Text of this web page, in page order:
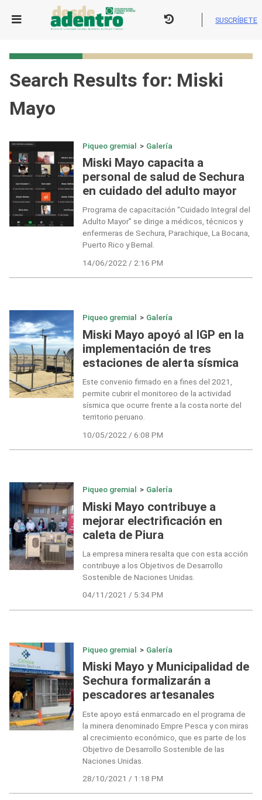
SUSCRÍBETE
Search Results for: Miski
Mayo
Piqueo gremial > Galería
Miski Mayo capacita a
personal de salud de Sechura
en cuidado del adulto mayor
Programa de capacitación “Cuidado Integral del
Adulto Mayor” se dirige a médicos, técnicos y
enfermeras de Sechura, Parachique, La Bocana,
Puerto Rico y Bernal.
14/06/2022 / 2:16 PM
Piqueo gremial > Galería
Miski Mayo apoyó al IGP en la
implementación de tres
estaciones de alerta sísmica
Este convenio firmado en a fines del 2021,
permite cubrir el monitoreo de la actividad
sísmica que ocurre frente a la costa norte del
territorio peruano.
10/05/2022 / 6:08 PM
Piqueo gremial > Galería
Miski Mayo contribuye a
mejorar electrificación en
caleta de Piura
La empresa minera resalta que con esta acción
contribuye a los Objetivos de Desarrollo
Sostenible de Naciones Unidas.
04/11/2021 / 5:34 PM
Piqueo gremial > Galería
Miski Mayo y Municipalidad de
Sechura formalizarán a
pescadores artesanales
Este apoyo está enmarcado en el programa de
la minera denominado Empre Pesca y con miras
al crecimiento económico, que es parte de los
Objetivo de Desarrollo Sostenible de las
Naciones Unidas.
28/10/2021 / 1:18 PM